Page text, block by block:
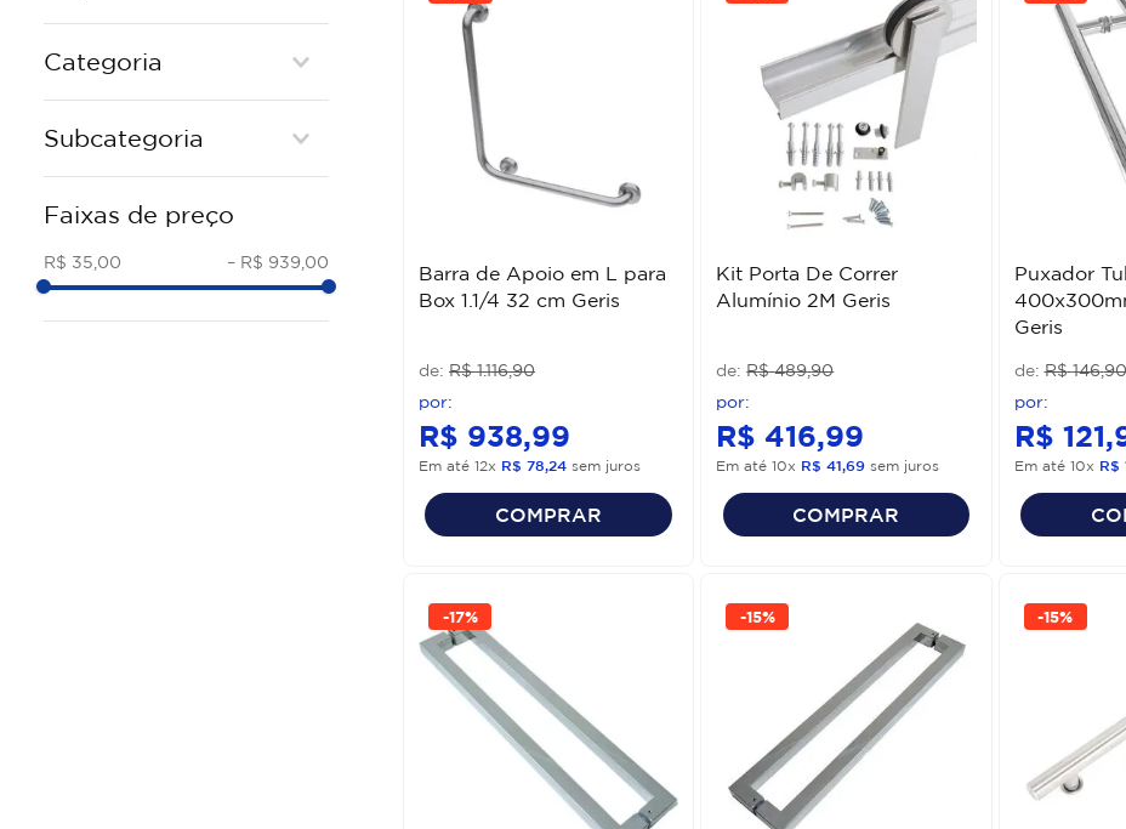
Banho e Cozinha
Categoria
FECHADURAS
METAIS
Subcategoria
PUXADORES
DOBRADICA E ACESSORIOS
BARRA DE APOIO METAL
Faixas de preço
R$ 35,00 – R$ 939,00
Barra de Apoio em L para
Box 1.1/4 32 cm Geris
R$ 1.116,90
R$ 938,99
Em até 12x R$ 78,24 sem juros
COMPRAR
Kit Porta De Correr
Alumínio 2M Geris
R$ 489,90
R$ 416,99
Em até10x R$ 41,69 sem juros
COMPRAR
Puxador
Geris
R$ 146,90
R$ 121,
Em até 10x R$
-17% -15% -15%